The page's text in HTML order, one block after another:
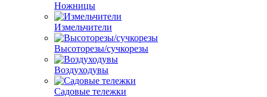
Ножницы
Измельчители
Высоторезы/сучкорезы
Воздуходувы
Садовые тележки